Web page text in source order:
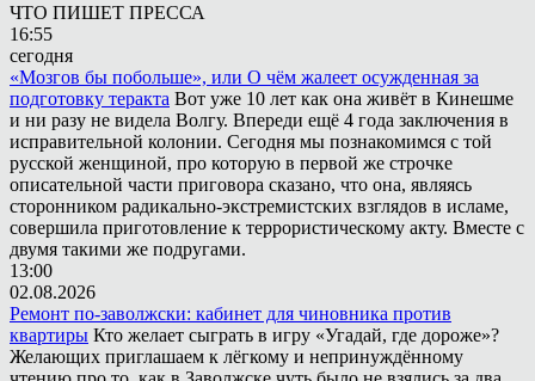
ЧТО ПИШЕТ ПРЕССА
16:55
сегодня
«Мозгов бы побольше», или О чём жалеет осужденная за
подготовку теракта Вот уже 10 лет как она живёт в Кинешме
и ни разу не видела Волгу. Впереди ещё 4 года заключения в
исправительной колонии. Сегодня мы познакомимся с той
русской женщиной, про которую в первой же строчке
описательной части приговора сказано, что она, являясь
сторонником радикально-экстремистских взглядов в исламе,
совершила приготовление к террористическому акту. Вместе с
двумя такими же подругами.
13:00
02.08.2026
Ремонт по-заволжски: кабинет для чиновника против
квартиры Кто желает сыграть в игру «Угадай, где дороже»?
Желающих приглашаем к лёгкому и непринуждённому